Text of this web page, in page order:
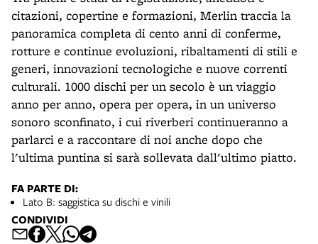
citazioni, copertine e formazioni, Merlin traccia la
panoramica completa di cento anni di conferme,
rotture e continue evoluzioni, ribaltamenti di stili e
generi, innovazioni tecnologiche e nuove correnti
culturali. 1000 dischi per un secolo è un viaggio
anno per anno, opera per opera, in un universo
sonoro sconfinato, i cui riverberi continueranno a
parlarci e a raccontare di noi anche dopo che
l'ultima puntina si sarà sollevata dall'ultimo piatto.
FA PARTE DI:
Lato B: saggistica su dischi e vinili
CONDIVIDI